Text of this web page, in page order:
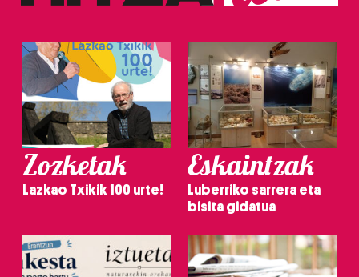
Zozketak
Lazkao Txikik 100 urte!
Eskaintzak
Luberriko sarrera eta
bisita gidatua